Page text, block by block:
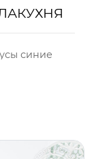
КУХНЯ
синие